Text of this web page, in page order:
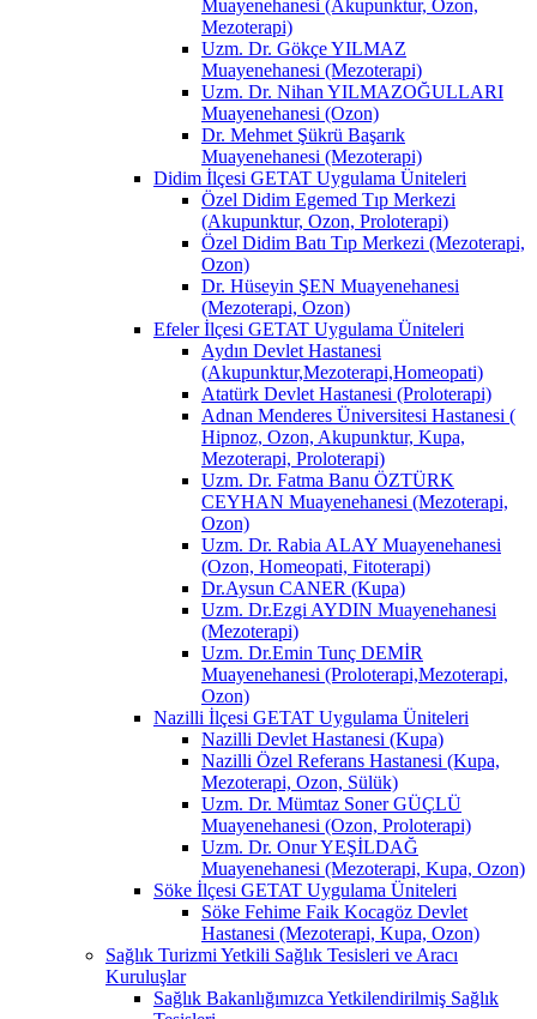
Muayenehanesi (Akupunktur, Ozon,
Mezoterapi)
Uzm. Dr. Gökçe YILMAZ
Muayenehanesi (Mezoterapi)
Uzm. Dr. Nihan YILMAZOĞULLARI
Muayenehanesi (Ozon)
Dr. Mehmet Şükrü Başarık
Muayenehanesi (Mezoterapi)
Didim İlçesi GETAT Uygulama Üniteleri
Özel Didim Egemed Tıp Merkezi
(Akupunktur, Ozon, Proloterapi)
Özel Didim Batı Tıp Merkezi (Mezoterapi,
Ozon)
Dr. Hüseyin ŞEN Muayenehanesi
(Mezoterapi, Ozon)
Efeler İlçesi GETAT Uygulama Üniteleri
Aydın Devlet Hastanesi
(Akupunktur,Mezoterapi,Homeopati)
Atatürk Devlet Hastanesi (Proloterapi)
Adnan Menderes Üniversitesi Hastanesi (
Hipnoz, Ozon, Akupunktur, Kupa,
Mezoterapi, Proloterapi)
Uzm. Dr. Fatma Banu ÖZTÜRK
CEYHAN Muayenehanesi (Mezoterapi,
Ozon)
Uzm. Dr. Rabia ALAY Muayenehanesi
(Ozon, Homeopati, Fitoterapi)
Dr.Aysun CANER (Kupa)
Uzm. Dr.Ezgi AYDIN Muayenehanesi
(Mezoterapi)
Uzm. Dr.Emin Tunç DEMİR
Muayenehanesi (Proloterapi,Mezoterapi,
Ozon)
Nazilli İlçesi GETAT Uygulama Üniteleri
Nazilli Devlet Hastanesi (Kupa)
Nazilli Özel Referans Hastanesi (Kupa,
Mezoterapi, Ozon, Sülük)
Uzm. Dr. Mümtaz Soner GÜÇLÜ
Muayenehanesi (Ozon, Proloterapi)
Uzm. Dr. Onur YEŞİLDAĞ
Muayenehanesi (Mezoterapi, Kupa, Ozon)
Söke İlçesi GETAT Uygulama Üniteleri
Söke Fehime Faik Kocagöz Devlet
Hastanesi (Mezoterapi, Kupa, Ozon)
Sağlık Turizmi Yetkili Sağlık Tesisleri ve Aracı
Kuruluşlar
Sağlık Bakanlığımızca Yetkilendirilmiş Sağlık